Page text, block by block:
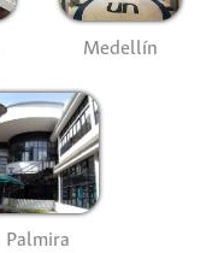
Medellín
Palmira